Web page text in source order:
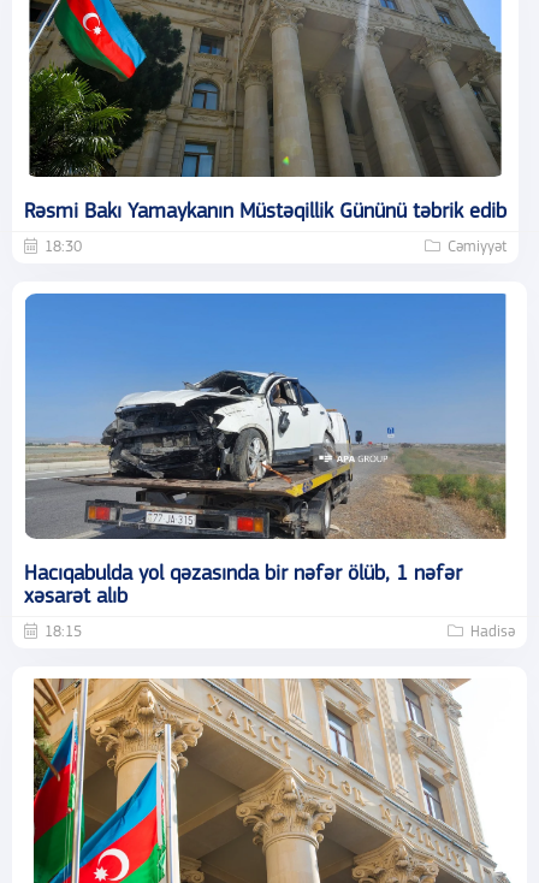
Rəsmi Bakı Yamaykanın Müstəqillik Gününü təbrik edib
18:30 Cəmiyyət
Hacıqabulda yol qəzasında bir nəfər ölüb, 1 nəfər
xəsarət alıb
18:15 Hadisə